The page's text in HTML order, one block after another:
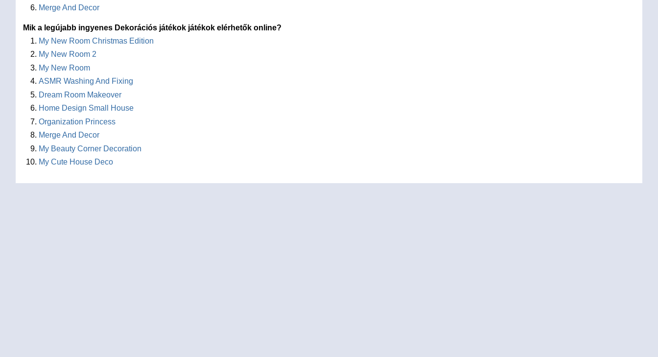
Merge And Decor
Mik a legújabb ingyenes Dekorációs játékok játékok elérhetők online?
My New Room Christmas Edition
My New Room 2
My New Room
ASMR Washing And Fixing
Dream Room Makeover
Home Design Small House
Organization Princess
Merge And Decor
My Beauty Corner Decoration
My Cute House Deco